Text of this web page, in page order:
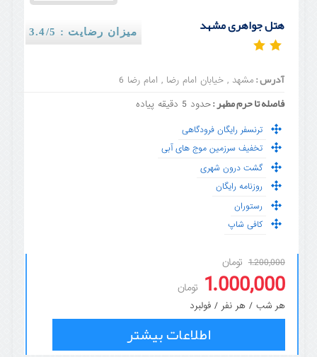
هتل جواهری مشهد میزان رضایت : 3.4/5
آدرس : مشهد , خیابان امام رضا , امام رضا 6
فاصله تا حرم مطهر :حدود 5 دقیقه پیاده
ترنسفر رایگان فرودگاهی
تخفیف سرزمین موج های آبی
گشت درون شهری
روزنامه رایگان
رستوران
کافی شاپ
1.200,000 تومان
1.000,000 تومان
هر شب / هر نفر / فولبرد
اطلاعات بیشتر